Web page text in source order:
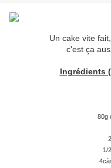
Un cake vite
c'est ça
Ingrédients
80g
1/